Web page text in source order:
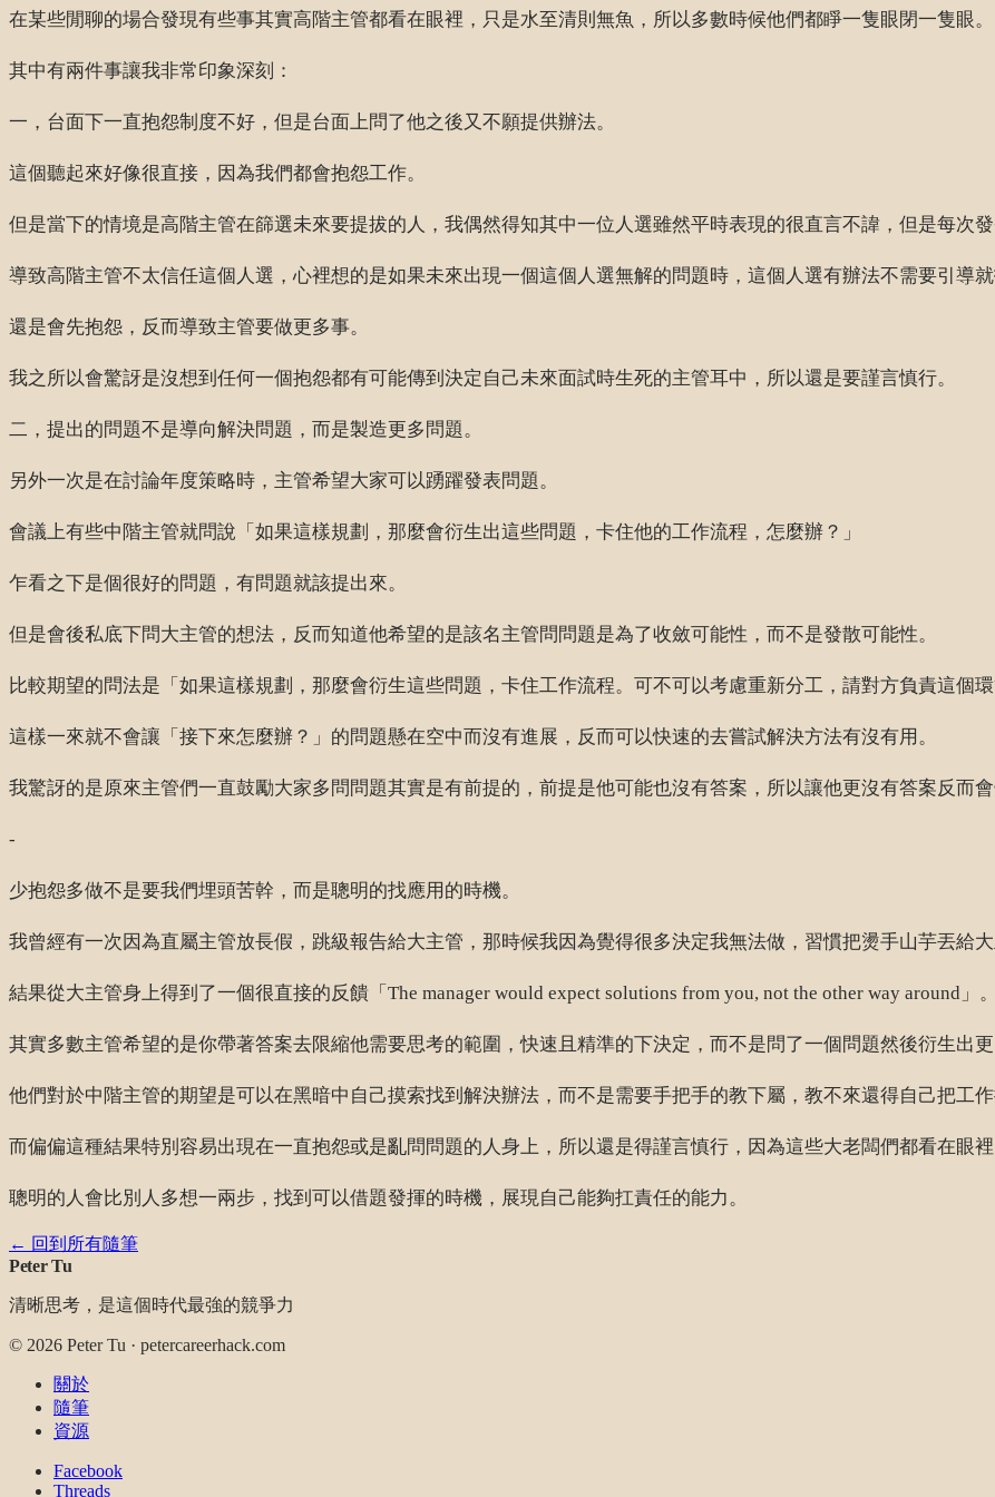
在某些閒聊的場合發現有些事其實高階主管都看在眼裡，只是水至清則無魚，所以多數時候他們都睜一隻眼閉一隻眼。
其中有兩件事讓我非常印象深刻：
一，台面下一直抱怨制度不好，但是台面上問了他之後又不願提供辦法。
這個聽起來好像很直接，因為我們都會抱怨工作。
但是當下的情境是高階主管在篩選未來要提拔的人，我偶然得知其中一位人選雖然平時表現的很直言不諱，但是每次發
導致高階主管不太信任這個人選，心裡想的是如果未來出現一個這個人選無解的問題時，這個人選有辦法不需要引導
還是會先抱怨，反而導致主管要做更多事。
我之所以會驚訝是沒想到任何一個抱怨都有可能傳到決定自己未來面試時生死的主管耳中，所以還是要謹言慎行。
二，提出的問題不是導向解決問題，而是製造更多問題。
另外一次是在討論年度策略時，主管希望大家可以踴躍發表問題。
會議上有些中階主管就問說「如果這樣規劃，那麼會衍生出這些問題，卡住他的工作流程，怎麼辦？」
乍看之下是個很好的問題，有問題就該提出來。
但是會後私底下問大主管的想法，反而知道他希望的是該名主管問問題是為了收斂可能性，而不是發散可能性。
比較期望的問法是「如果這樣規劃，那麼會衍生這些問題，卡住工作流程。可不可以考慮重新分工，請對方負責這個
這樣一來就不會讓「接下來怎麼辦？」的問題懸在空中而沒有進展，反而可以快速的去嘗試解決方法有沒有用。
我驚訝的是原來主管們一直鼓勵大家多問問題其實是有前提的，前提是他可能也沒有答案，所以讓他更沒有答案反而會
-
少抱怨多做不是要我們埋頭苦幹，而是聰明的找應用的時機。
我曾經有一次因為直屬主管放長假，跳級報告給大主管，那時候我因為覺得很多決定我無法做，習慣把燙手山芋丟給大
結果從大主管身上得到了一個很直接的反饋「The manager would expect solutions from you, not the other way around」。
其實多數主管希望的是你帶著答案去限縮他需要思考的範圍，快速且精準的下決定，而不是問了一個問題然後衍生出
他們對於中階主管的期望是可以在黑暗中自己摸索找到解決辦法，而不是需要手把手的教下屬，教不來還得自己把工作
而偏偏這種結果特別容易出現在一直抱怨或是亂問問題的人身上，所以還是得謹言慎行，因為這些大老闆們都看在眼裡
聰明的人會比別人多想一兩步，找到可以借題發揮的時機，展現自己能夠扛責任的能力。
← 回到所有隨筆
Peter Tu
清晰思考，是這個時代最強的競爭力
© 2026 Peter Tu · petercareerhack.com
關於
隨筆
資源
Facebook
Threads